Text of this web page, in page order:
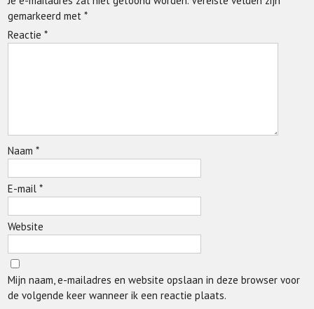
gemarkeerd met*
Reactie*
Naam*
E-mail*
Website
Mijn naam, e-mailadres en website opslaan in deze browser voor
de volgende keer wanneer ik een reactie plaats.